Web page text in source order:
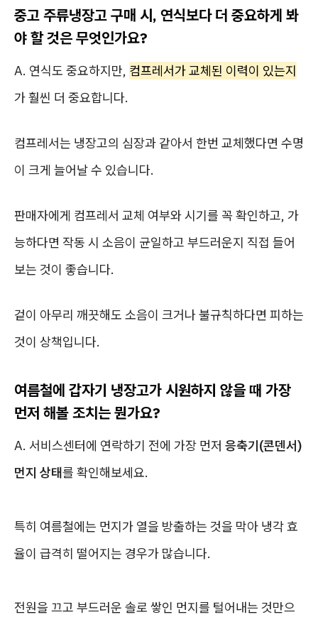
중고 주류냉장고 구매 시, 연식보다 더 중요하게 봐
야 할 것은 무엇인가요?
A. 연식도 중요하지만, 컴프레서가 교체된 이력이 있는지
가 훨씬 더 중요합니다.
컴프레서는 냉장고의 심장과 같아서 한번 교체했다면 수명
이 크게 늘어날 수 있습니다.
판매자에게 컴프레서 교체 여부와 시기를 꼭 확인하고, 가
능하다면 작동 시 소음이 균일하고 부드러운지 직접 들어
보는 것이 좋습니다.
겉이 아무리 깨끗해도 소음이 크거나 불규칙하다면 피하는
것이 상책입니다.
여름철에 갑자기 냉장고가 시원하지 않을 때 가장
먼저 해볼 조치는 뭔가요?
A. 서비스센터에 연락하기 전에 가장 먼저 응축기(콘덴서)
먼지 상태를 확인해보세요.
특히 여름철에는 먼지가 열을 방출하는 것을 막아 냉각 효
율이 급격히 떨어지는 경우가 많습니다.
전원을 끄고 부드러운 솔로 쌓인 먼지를 털어내는 것만으